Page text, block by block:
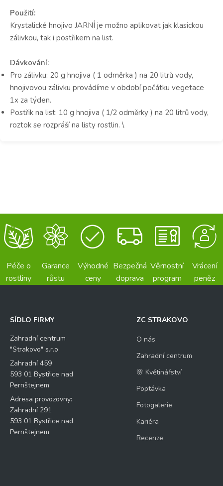
Použití:
Krystalické hnojivo JARNÍ je možno aplikovat jak klasickou
zálivkou, tak i postřikem na list.
Dávkování:
Pro zálivku: 20 g hnojiva ( 1 odměrka ) na 20 litrů vody,
hnojivovou zálivku provádíme v období počátku vegetace
1x za týden.
Postřik na list: 10 g hnojiva ( 1/2 odměrky ) na 20 litrů vody,
roztok se rozpráší na listy rostlin. \
Péče o
rostliny
Garance
růstu
Výhodné
ceny
Bezpečná
doprava
Věrnostní
program
Vrácení
peněz
SÍDLO FIRMY
Zahradní centrum
"Strakovo" s.r.o
Zahradní 459
593 01 Bystřice nad
Pernštejnem
Adresa provozovny:
Zahradní 291
593 01 Bystřice nad
Pernštejnem
ZC STRAKOVO
O nás
Zahradní centrum
🌸 Květinářství
Poptávka
Fotogalerie
Kariéra
Recenze